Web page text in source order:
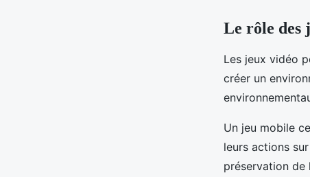
Le rôle des
Les jeux vidéo
créer un
Un jeu mobile
leurs actions
préservation de